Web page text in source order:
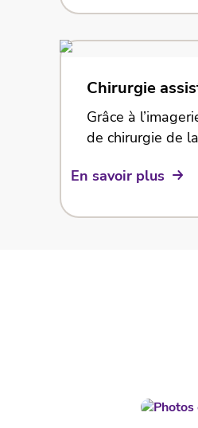
Chirurgie
Grâce à
de chirurgie de
En savoir plus